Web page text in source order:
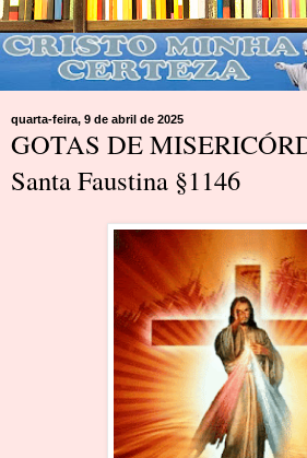
quarta-feira, 9 de abril de 2025
GOTAS DE
Santa Faustina §1146